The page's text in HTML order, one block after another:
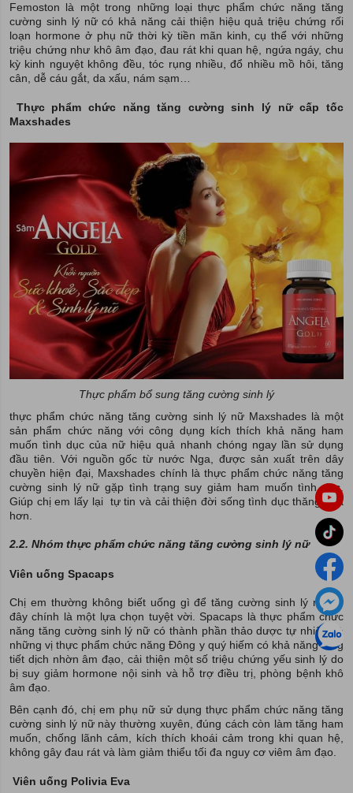
Femoston là một trong những loại thực phẩm chức năng tăng
cường sinh lý nữ có khả năng cải thiện hiệu quả triệu chứng rối
loạn hormone ở phụ nữ thời kỳ tiền mãn kinh, cụ thể với những
triệu chứng như khô âm đạo, đau rát khi quan hệ, ngứa ngáy, chu
kỳ kinh nguyệt không đều, tóc rụng nhiều, đổ nhiều mồ hôi, tăng
cân, dễ cáu gắt, da xấu, nám sạm…
Thực phẩm chức năng tăng cường sinh lý nữ cấp tốc
Maxshades
Thực phẩm bổ sung tăng cường sinh lý
thực phẩm chức năng tăng cường sinh lý nữ Maxshades là một
sản phẩm chức năng với công dụng kích thích khả năng ham
muốn tình dục của nữ hiệu quả nhanh chóng ngay lần sử dụng
đầu tiên. Với nguồn gốc từ nước Nga, được sản xuất trên dây
chuyền hiện đại, Maxshades chính là thực phẩm chức năng tăng
cường sinh lý nữ gặp tình trạng suy giảm ham muốn tình dục.
Giúp chị em lấy lại tự tin và cải thiện đời sống tình dục thăng hoa
hơn.
2.2. Nhóm thực phẩm chức năng tăng cường sinh lý nữ
Viên uống Spacaps
Chị em thường không biết uống gì để tăng cường sinh lý nữ thì
đây chính là một lựa chọn tuyệt vời. Spacaps là thực phẩm chức
năng tăng cường sinh lý nữ có thành phần thảo dược tự nhiên và
những vị thực phẩm chức năng Đông y quý hiếm có khả năng tăng
tiết dịch nhờn âm đạo, cải thiện một số triệu chứng yếu sinh lý do
bị suy giảm hormone nội sinh và hỗ trợ điều trị, phòng bệnh khô
âm đạo.
Bên cạnh đó, chị em phụ nữ sử dụng thực phẩm chức năng tăng
cường sinh lý nữ này thường xuyên, đúng cách còn làm tăng ham
muốn, chống lãnh cảm, kích thích khoái cảm trong khi quan hệ,
không gây đau rát và làm giảm thiểu tối đa nguy cơ viêm âm đạo.
Viên uống Polivia Eva